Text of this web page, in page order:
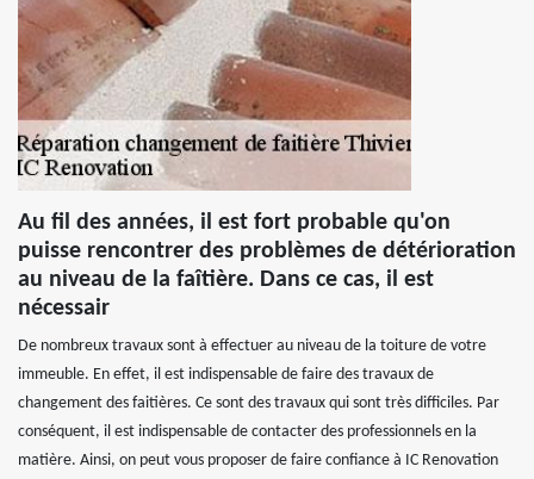
Au fil des années, il est fort probable qu'on
puisse rencontrer des problèmes de détérioration
au niveau de la faîtière. Dans ce cas, il est
nécessair
De nombreux travaux sont à effectuer au niveau de la toiture de votre
immeuble. En effet, il est indispensable de faire des travaux de
changement des faitières. Ce sont des travaux qui sont très difficiles. Par
conséquent, il est indispensable de contacter des professionnels en la
matière. Ainsi, on peut vous proposer de faire confiance à IC Renovation